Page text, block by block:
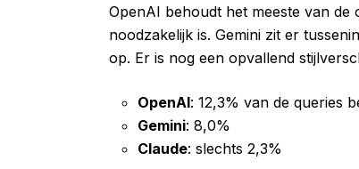
OpenAI behoudt het meeste van
noodzakelijk is. Gemini zit er
op. Er is nog een opvallend
OpenAI: 12,3% van de queries
Gemini: 8,0%
Claude: slechts 2,3%